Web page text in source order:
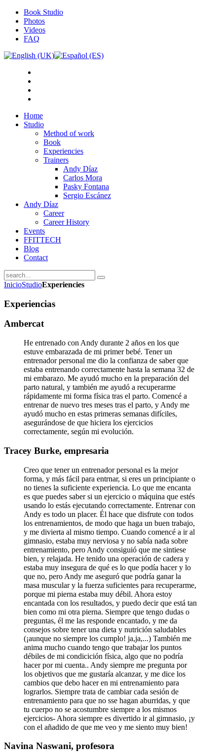
Book Studio
Photos
Videos
FAQ
Home
Studio
Method of work
Book
Experiencies
Trainers
Andy Díaz
Carlos Mora
Pasky Fontana
Sergio Escánez
Andy Díaz
Career
Career History
Events
FFITTECH
Blog
Contact
InicioStudioExperiencies
Experiencias
Ambercat
He entrenado con Andy durante 2 años en los que
estuve embarazada de mi primer bebé. Tener un
entrenador personal me dio la confianza de saber que
estaba entrenando correctamente hasta la semana 32 de
mi embarazo. Me ayudó mucho en la preparación del
parto natural, y también me ayudó a recuperarme
rápidamente mi forma física tras el parto. Comencé a
entrenar de nuevo tres meses tras el parto, y Andy me
ayudó mucho en estas primeras semanas difíciles,
asegurándose de que hiciera los ejercicios
correctamente, según mi evolución.
Tracey Burke, empresaria
Creo que tener un entrenador personal es la mejor
forma, y más fácil para entrnar, si eres un principiante o
no tienes la suficiente experiencia. Lo que me encanta
es que puedes saber si un ejercicio o máquina que estés
usando lo estás ejecutando correctamente. Entrenar con
Andy es todo un placer. Él hace que disfrute con todos
los entrenamientos, de modo que haga un buen trabajo,
y me divierta al mismo tiempo. Cuando comencé a ir al
gimnasio, estaba muy nerviosa y no sabía nada sobre
entrenamiento, pero Andy consiguió que me sintiese
bien, y relajada. He tenido una operación de cadera y
estaba muy insegura de qué es lo que podía hacer y lo
que no, pero Andy me aseguró que podría ganar la
masa muscular y la fuerza suficientes para recuperarme,
porque mi pierna estaba muy débil. Ahora estoy
encantada con los resultados, y puedo decir que está tan
bien como mi otra pierna. Siempre que tengo dudas o
preguntas, él me las responde encantado, y me da
consejos sobre tener una dieta y nutrición saludables
(¡aunque no siempre los cumplo! ja,ja,...) También me
anima mucho cuando tengo que trabajar los puntos
débiles de mi condicición física, algo que no podría
hacer por mi cuenta.. Andy siempre me pregunta por
los objetivos que me gustaría alcanzar, y me dice los
cambios que debo hacer en mi entrenamiento para
lograrlos. Siempre trata de cambiar cada sesión de
entrenamiento para que no sse hagan aburridas, y que
tu cuerpo no se acostumbre siempre a los mismos
ejercicios- Ahora siempre es divertido ir al gimnasio, ¡y
con el añadido de que me veo y me siento muy bien!
Navina Naswani, profesora